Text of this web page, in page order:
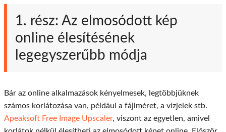
1. rész: Az elmosódott kép
online élesítésének
legegyszerűbb módja
Bár az online alkalmazások kényelmesek, legtöbbjüknek
számos korlátozása van, például a fájlméret, a vízjelek stb.
Apeaksoft Free Image Upscaler, viszont az egyetlen, amivel